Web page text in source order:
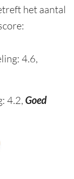
het aantal
4.6,
4.2, Goed